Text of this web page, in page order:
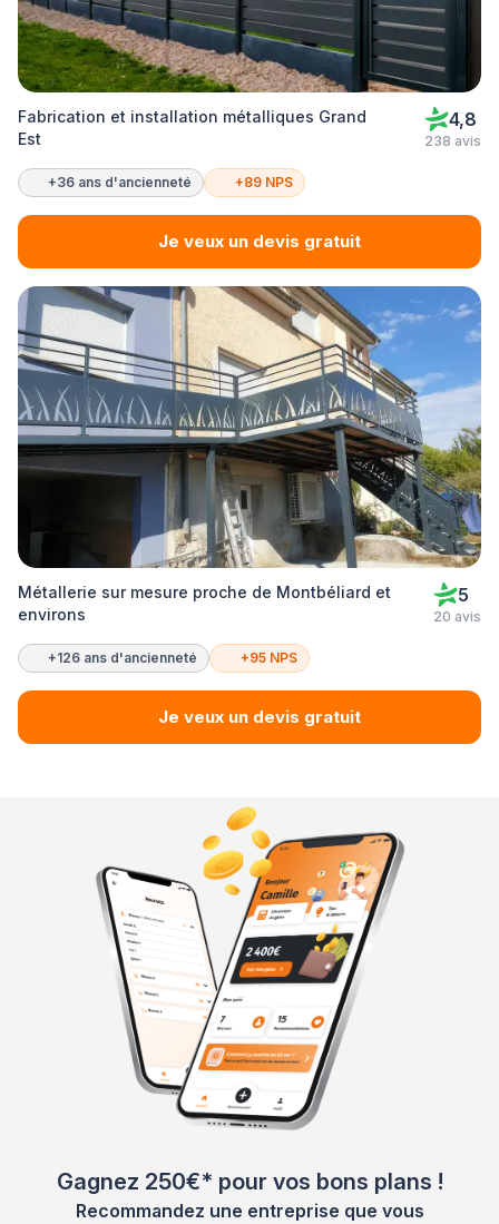
Fabrication et installation métalliques Grand
Est
4,8
238 avis
+36 ans d'ancienneté +89 NPS
Je veux un devis gratuit
Métallerie sur mesure proche de Montbéliard et
environs
5
20 avis
+126 ans d'ancienneté +95 NPS
Je veux un devis gratuit
Gagnez 250€* pour vos bons plans !
Recommandez une entreprise que vous